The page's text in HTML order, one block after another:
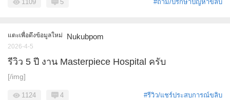
#ถาม/ปรึกษาปัญหาขลิบ
1109 5
แตะเพื่อดึงข้อมูลใหม่ Nukubpom
2026-4-5
รีวิว 5 ปี งาน Masterpiece Hospital ครับ
[/img]
#รีวิว/แชร์ประสบการณ์ขลิบ
1124 4